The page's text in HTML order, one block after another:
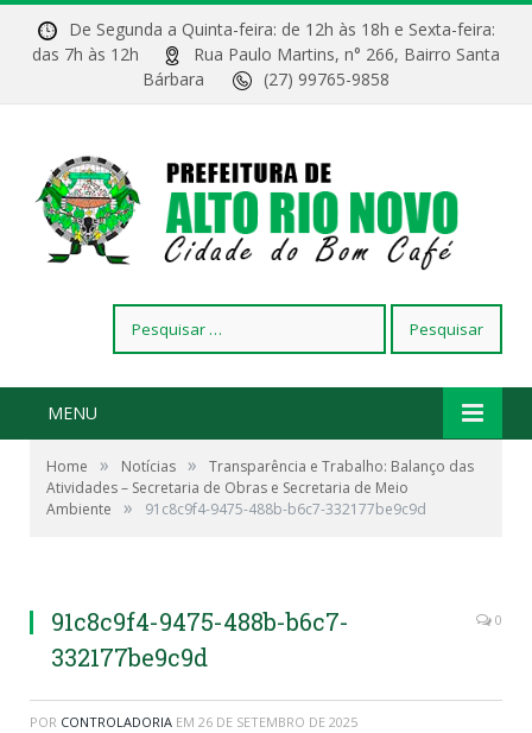
De Segunda a Quinta-feira: de 12h às 18h e Sexta-feira:
das 7h às 12h
Rua Paulo Martins, n° 266, Bairro Santa
Bárbara
(27) 99765-9858
por:
MENU
Home » Notícias »
Transparência e Trabalho: Balanço das
Atividades – Secretaria de Obras e Secretaria de Meio
Ambiente
» 91c8c9f4-9475-488b-b6c7-332177be9c9d
91c8c9f4-9475-488b-b6c7-
332177be9c9d
0
POR CONTROLADORIA EM 26 DE SETEMBRO DE 2025